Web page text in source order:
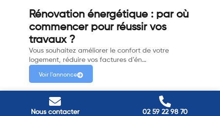
Nous contacter 02 59 22 98 70
Rénovation énergétique : par où
commencer pour réussir vos
travaux ?
Vous souhaitez améliorer le confort de votre
logement, réduire vos factures d’én…
Voir l'annonce